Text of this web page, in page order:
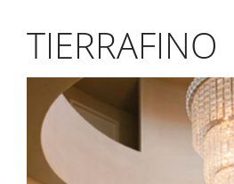
TIERRAFINO